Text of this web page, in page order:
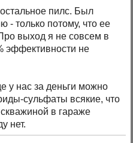
пилс. Был
- только потому, что ее
выход я не совсем в
эффективности не
у нас за деньги можно
сульфаты всякие, что
в гараже
нет.